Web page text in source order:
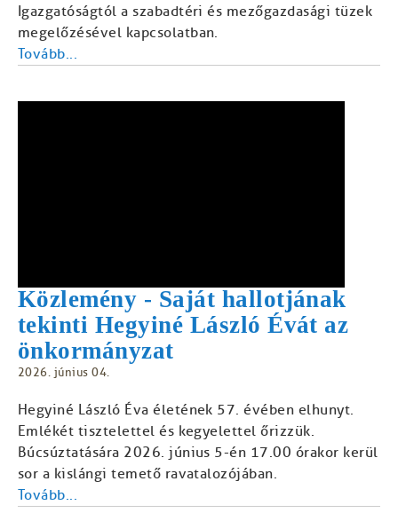
Igazgatóságtól a szabadtéri és mezőgazdasági tüzek
megelőzésével kapcsolatban.
Tovább...
Közlemény - Saját hallotjának
tekinti Hegyiné László Évát az
önkormányzat
2026. június 04.
Hegyiné László Éva életének 57. évében elhunyt.
Emlékét tisztelettel és kegyelettel őrizzük.
Búcsúztatására 2026. június 5-én 17.00 órakor kerül
sor a kislángi temető ravatalozójában.
Tovább...